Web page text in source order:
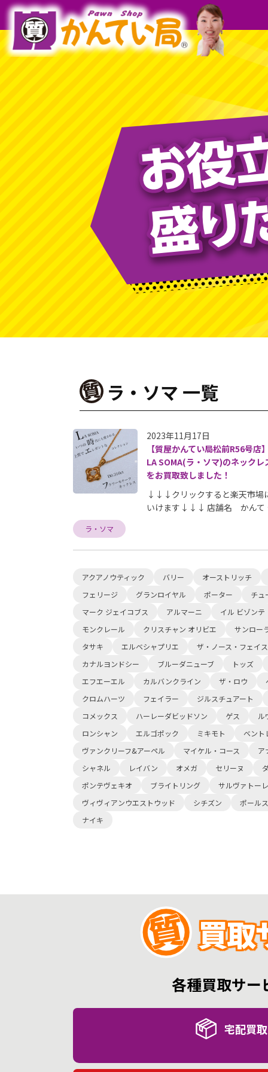
ラ・ソマ 一覧
2023年11月17日
【質屋かんてい局松前R56号店
LA SOMA(ラ・ソマ)のネックレ
をお買取致しました！
↓↓↓クリックすると楽天市場
いけます↓↓↓ 店舗名 かん
ラ・ソマ
アクアノウティック バリー
オーストリッチ
フェリージ
グランロイヤル ポーター
チュ
マーク ジェイコブス
アルマーニ
イル ビゾンテ
モンクレール
クリスチャン オリビエ
サンロー
タサキ
エルベシャプリエ
ザ・ノース・フェイス
カナルヨンドシー
ブルーダニューブ
トッズ
エフエーエル
カルバンクライン ザ・ロウ
クロムハーツ
フェイラー
ジルスチュアート
コメックス
ハーレーダビッドソン ゲス
ル
ロンシャン
エルゴポック ミキモト
ベント
ヴァンクリーフ&アーペル
マイケル・コース
ア
シャネル
レイバン オメガ セリーヌ
ポンテヴェキオ
ブライトリング
サルヴァトー
ヴィヴィアンウエストウッド
シチズン
ポール
ナイキ
買取
各種買取サー
宅配買